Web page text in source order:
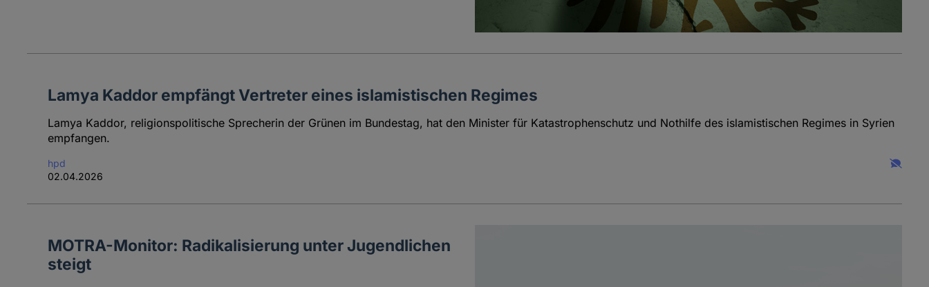
Lamya Kaddor empfängt Vertreter eines islamistischen Regimes
Lamya Kaddor, religionspolitische Sprecherin der Grünen im Bundestag, hat den Minister für Katastrophenschutz und Nothilfe des islamistischen Regimes in Syrien
empfangen.
hpd
02.04.2026
MOTRA-Monitor: Radikalisierung unter Jugendlichen
steigt